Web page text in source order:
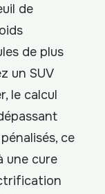
de
de plus
un SUV
le calcul
ce
une cure